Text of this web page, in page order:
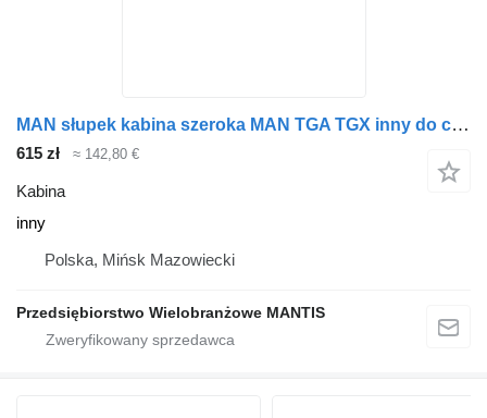
MAN słupek kabina szeroka MAN TGA TGX inny do ciągnika siodłowego
615 zł ≈ 142,80 €
Kabina
inny
Polska, Mińsk Mazowiecki
Przedsiębiorstwo Wielobranżowe MANTIS